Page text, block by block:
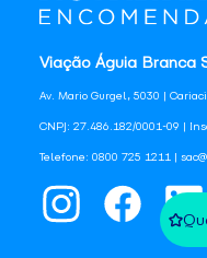
Viação Águia Branca
Av. Mario Gurgel, 5030 |
CNPJ: 27.486.182/0001-09 |
Telefone: 0800 725 1211 |